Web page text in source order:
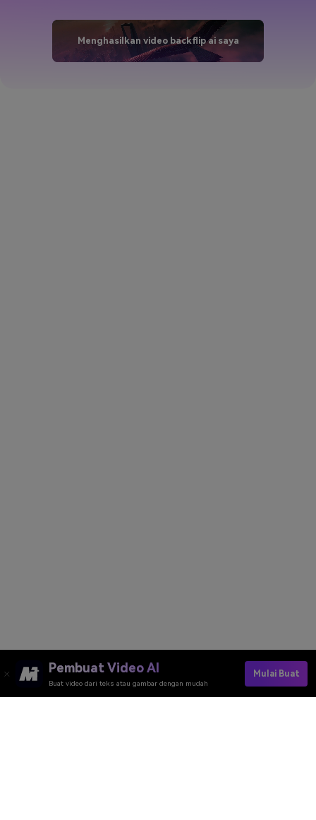
Menghasilkan video backflip ai saya
Pembuat Video AI
Buat video dari teks atau gambar dengan mudah
Mulai Buat